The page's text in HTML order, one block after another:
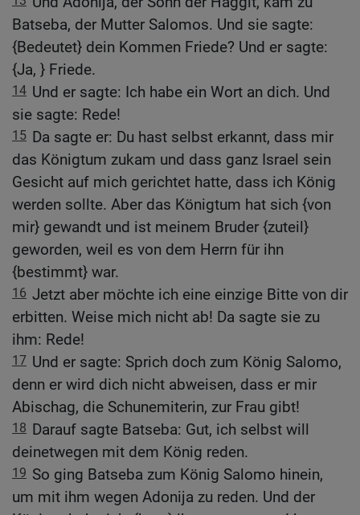
Batseba, der Mutter Salomos. Und sie sagte:
{Bedeutet} dein Kommen Friede? Und er sagte:
{Ja, } Friede.
14 Und er sagte: Ich habe ein Wort an dich. Und
sie sagte: Rede!
15 Da sagte er: Du hast selbst erkannt, dass mir
das Königtum zukam und dass ganz Israel sein
Gesicht auf mich gerichtet hatte, dass ich König
werden sollte. Aber das Königtum hat sich {von
mir} gewandt und ist meinem Bruder {zuteil}
geworden, weil es von dem Herrn für ihn
{bestimmt} war.
16 Jetzt aber möchte ich eine einzige Bitte von dir
erbitten. Weise mich nicht ab! Da sagte sie zu
ihm: Rede!
17 Und er sagte: Sprich doch zum König Salomo,
denn er wird dich nicht abweisen, dass er mir
Abischag, die Schunemiterin, zur Frau gibt!
18 Darauf sagte Batseba: Gut, ich selbst will
deinetwegen mit dem König reden.
19 So ging Batseba zum König Salomo hinein,
um mit ihm wegen Adonija zu reden. Und der